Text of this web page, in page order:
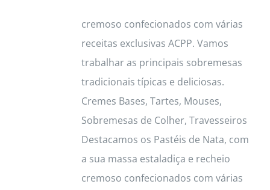
cremoso confecionados com várias
receitas exclusivas ACPP. Vamos
trabalhar as principais sobremesas
tradicionais típicas e deliciosas.
Cremes Bases, Tartes, Mouses,
Sobremesas de Colher, Travesseiros
Destacamos os Pastéis de Nata, com
a sua massa estaladiça e recheio
cremoso confecionados com várias